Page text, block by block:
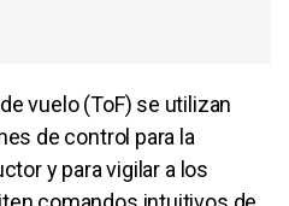
vuelo (ToF) se utilizan
de control para la
y para vigilar a los